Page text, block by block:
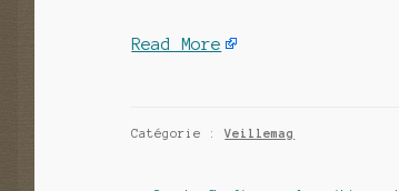
Read More
Catégorie :Veillemag